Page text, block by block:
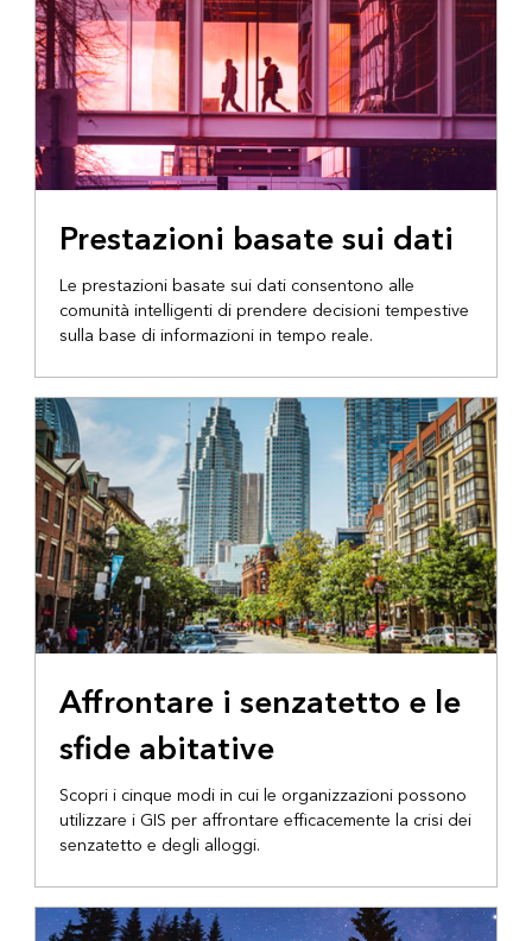
Prestazioni basate sui dati
Le prestazioni basate sui dati consentono alle
comunità intelligenti di prendere decisioni tempestive
sulla base di informazioni in tempo reale.
Affrontare i senzatetto e le
sfide abitative
Scopri i cinque modi in cui le organizzazioni possono
utilizzare i GIS per affrontare efficacemente la crisi dei
senzatetto e degli alloggi.